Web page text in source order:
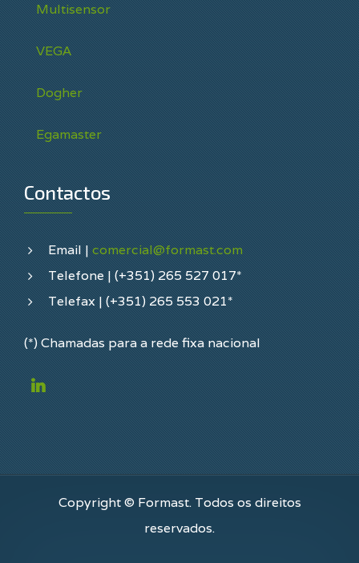
Multisensor
VEGA
Dogher
Egamaster
Contactos
Email | comercial@formast.com
Telefone | (+351) 265 527 017*
Telefax | (+351) 265 553 021*
(*) Chamadas para a rede fixa nacional
Copyright © Formast. Todos os direitos
reservados.